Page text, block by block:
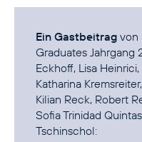
Ein Gastbeitrag von
Graduates Jahrgang
Eckhoff, Lisa
Katharina
Kilian Reck, Robert
Sofia Trinidad
Tschinschol: